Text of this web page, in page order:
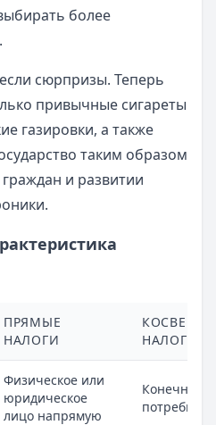
более
сюрпризы. Теперь
привычные сигареты
газировки, а также
таким образом
и развитии
ПРЯМЫЕ
НАЛОГИ
НАЛОГИ
Физическое или
юридическое
лицо напрямую
Конечный